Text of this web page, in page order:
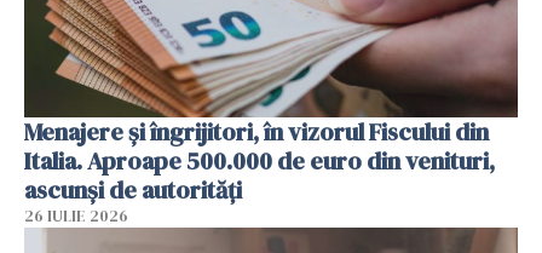
Menajere și îngrijitori, în vizorul Fiscului din
Italia. Aproape 500.000 de euro din venituri,
ascunși de autorități
26 IULIE 2026